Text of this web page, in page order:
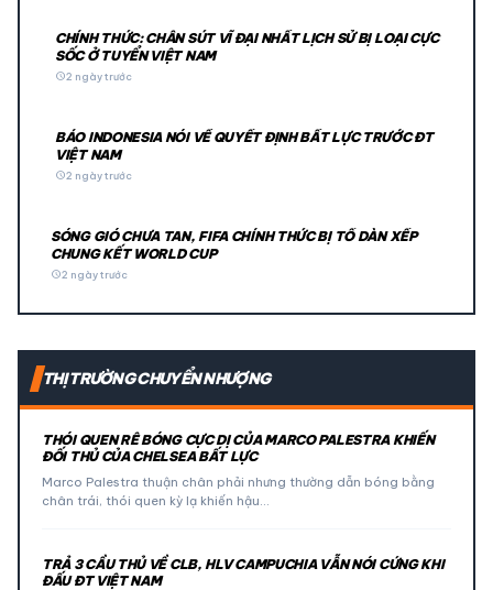
CHÍNH THỨC: CHÂN SÚT VĨ ĐẠI NHẤT LỊCH SỬ BỊ LOẠI CỰC
SỐC Ở TUYỂN VIỆT NAM
schedule2 ngày trước
BÁO INDONESIA NÓI VỀ QUYẾT ĐỊNH BẤT LỰC TRƯỚC ĐT
VIỆT NAM
schedule2 ngày trước
SÓNG GIÓ CHƯA TAN, FIFA CHÍNH THỨC BỊ TỐ DÀN XẾP
CHUNG KẾT WORLD CUP
schedule2 ngày trước
THỊ TRƯỜNG CHUYỂN NHƯỢNG
THÓI QUEN RÊ BÓNG CỰC DỊ CỦA MARCO PALESTRA KHIẾN
ĐỐI THỦ CỦA CHELSEA BẤT LỰC
Marco Palestra thuận chân phải nhưng thường dẫn bóng bằng
chân trái, thói quen kỳ lạ khiến hậu…
TRẢ 3 CẦU THỦ VỀ CLB, HLV CAMPUCHIA VẪN NÓI CỨNG KHI
ĐẤU ĐT VIỆT NAM